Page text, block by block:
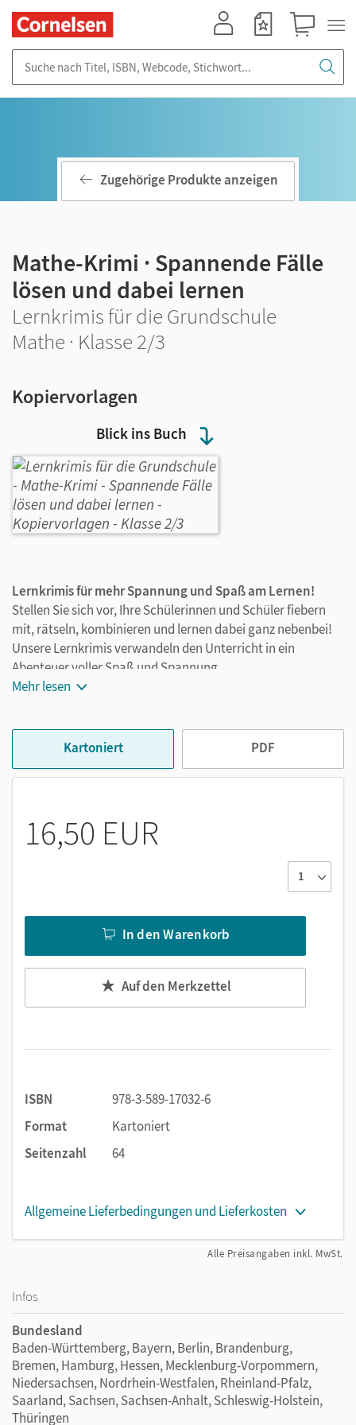
Blick ins Buch
Zugehörige Produkte anzeigen
Mathe-Krimi · Spannende Fälle
lösen und dabei lernen
Lernkrimis für die Grundschule
Mathe · Klasse 2/3
Kopiervorlagen
Lernkrimis für mehr Spannung und Spaß am Lernen!
Stellen Sie sich vor, Ihre Schülerinnen und Schüler fiebern
mit, rätseln, kombinieren und lernen dabei ganz nebenbei!
Unsere Lernkrimis verwandeln den Unterricht in ein
Abenteuer voller Spaß und Spannung.
Jede Einheit beginnt mit einer packenden Krimi-Geschichte
anschließen, kommen die kleinen Spürnasen des Rätsels
behandeln unterschiedliche Themen des Matheunterrichts
wie Addition und Subtraktion, Zahlenreihen,
Kettenaufgaben, Multiplikation und Division, Halbschriftlich
Rechnen, Gewichte, Geometrische Körper und Formen.
Mit unseren Lernkrimis wird aus jedem Klassenzimmer ein
Detektivbüro. Fördern Sie Neugier, Lesefreude und
Problemlösekompetenz! Auch geeignet als Material für das
Leseband.
Mehr lesen
Kartoniert PDF
16,50 EUR
In den Warenkorb
Auf den Merkzettel
ISBN
978-3-589-17032-6
Format
Kartoniert
Seitenzahl
64
Allgemeine Lieferbedingungen und Lieferkosten
Alle Preisangaben inkl. MwSt.
Infos
Bundesland
Baden-Württemberg, Bayern, Berlin, Brandenburg,
Bremen, Hamburg, Hessen, Mecklenburg-Vorpommern,
Niedersachsen, Nordrhein-Westfalen, Rheinland-Pfalz,
Saarland, Sachsen, Sachsen-Anhalt, Schleswig-Holstein,
Thüringen